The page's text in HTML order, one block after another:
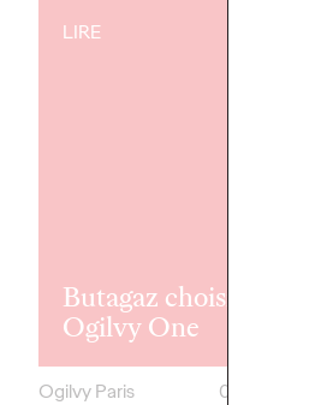
LIRE
Butagaz choisit
Ogilvy One
Ogilvy Paris
08/04/2025